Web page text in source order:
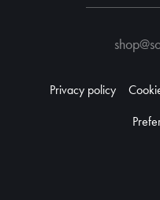
Privacy policy